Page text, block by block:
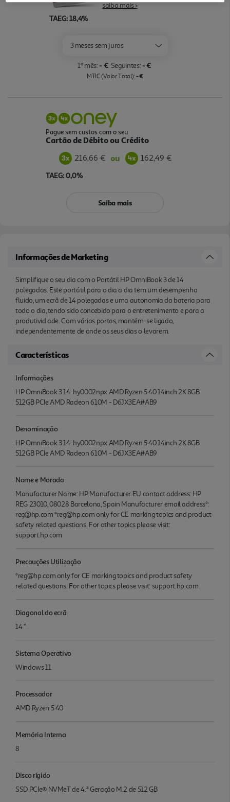
TAEG: 18,4%
saiba mais >
3 meses sem juros
1º mês:- € Seguintes:- €
MTIC (Valor Total):- €
Pague sem custos com o seu
Cartão de Débito ou Crédito
216,66 € ou 162,49 €
TAEG: 0,0%
Saiba mais
Informações de Marketing
Simplifique o seu dia com o Portátil HP OmniBook 3 de 14
polegadas. Este portátil para o dia a dia tem um desempenho
fluido, um ecrã de 14 polegadas e uma autonomia da bateria para
todo o dia, tendo sido concebido para o entretenimento e para a
produtivid ade. Com várias portas, mantém-se ligado,
independentemente de onde os seus dias o levarem.
Características
Informações
HP OmniBook 3 14-hy0002npx AMD Ryzen 5 40 14inch 2K 8GB
512GB PCIe AMD Radeon 610M - D6JX3EA#AB9
Denominação
HP OmniBook 3 14-hy0002npx AMD Ryzen 5 40 14inch 2K 8GB
512GB PCIe AMD Radeon 610M - D6JX3EA#AB9
Nome e Morada
Manufacturer Name: HP Manufacturer EU contact address: HP
REG 23010, 08028 Barcelona, Spain Manufacturer email address*:
reg@hp.com *reg@hp.com only for CE marking topics and product
safety related questions. For other topics please visit:
support.hp.com
Precauções Utilização
*reg@hp.com only for CE marking topics and product safety
related questions. For other topics please visit: support.hp.com
Diagonal do ecrã
14 "
Sistema Operativo
Windows 11
Processador
AMD Ryzen 5 40
Memória Interna
8
Disco rígido
SSD PCIe® NVMeT de 4.ª Geração M.2 de 512 GB